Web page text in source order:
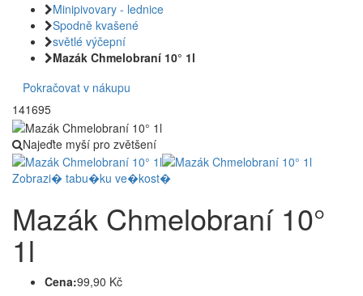
Minipivovary - lednice
Spodně kvašené
světlé výčepní
Mazák Chmelobraní 10° 1l
Pokračovat v nákupu
141695
Najeďte myší pro zvětšení
Zobrazi� tabu�ku ve�kost�
Mazák Chmelobraní 10°
1l
Cena:99,90 Kč